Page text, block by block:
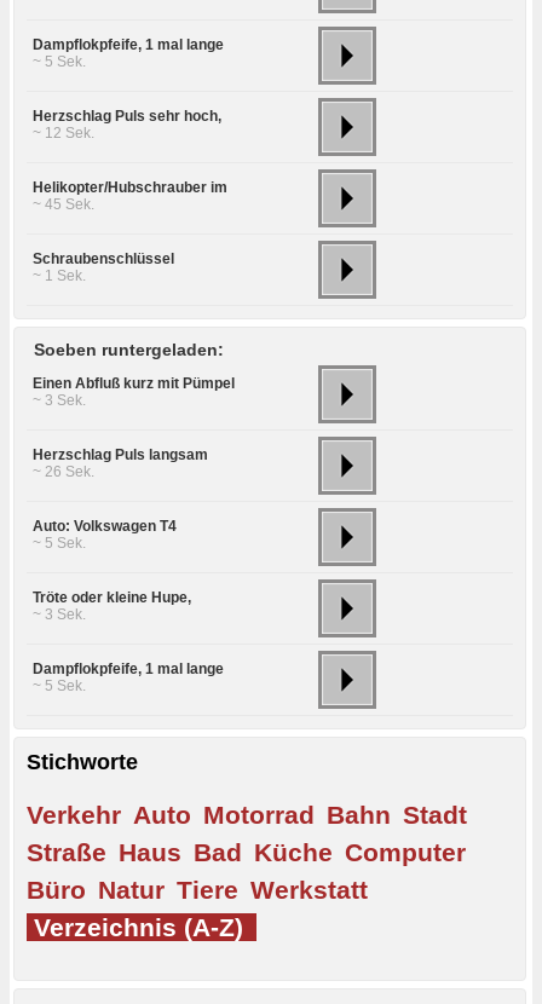
Dampflokpfeife, 1 mal lange
~ 5 Sek.
Herzschlag Puls sehr hoch,
~ 12 Sek.
Helikopter/Hubschrauber im
~ 45 Sek.
Schraubenschlüssel
~ 1 Sek.
Soeben runtergeladen:
Einen Abfluß kurz mit Pümpel
~ 3 Sek.
Herzschlag Puls langsam
~ 26 Sek.
Auto: Volkswagen T4
~ 5 Sek.
Tröte oder kleine Hupe,
~ 3 Sek.
Dampflokpfeife, 1 mal lange
~ 5 Sek.
Stichworte
Verkehr Auto Motorrad Bahn Stadt
Straße Haus Bad Küche Computer
Büro Natur Tiere Werkstatt
Verzeichnis (A-Z)